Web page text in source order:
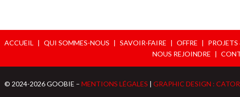
ACCUEIL | QUI SOMMES-NOUS | SAVOIR-FAIRE | OFFRE |
NOUS REJOINDRE |
© 2024-2026 GOOBIE – MENTIONS LÉGALES | GRAPHIC DESIGN :